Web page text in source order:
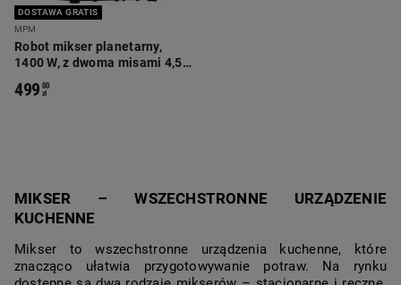
DOSTAWA GRATIS
MPM
Robot mikser planetarny,
1400 W, z dwoma misami 4,5 i
499 00
zł
MIKSER – WSZECHSTRONNE URZĄDZENIE
KUCHENNE
Mikser to wszechstronne urządzenia kuchenne, które
znacząco ułatwia przygotowywanie potraw. Na rynku